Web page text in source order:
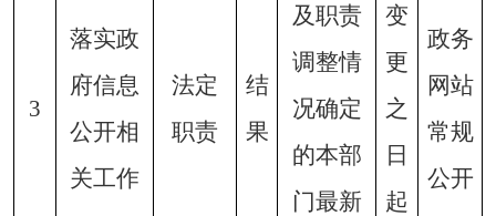
3
落实政
府信息
公开相
关工作
法定
职责
结
果
及职责
调整情
况确定
的本部
门最新
变
更
之
日
起
政务
网站
常规
公开